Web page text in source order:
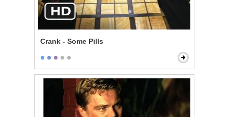
Crank - Some Pills